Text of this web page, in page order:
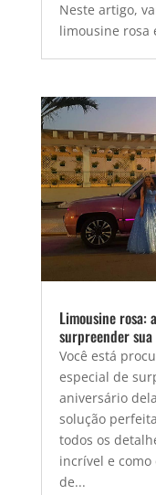
Neste artigo,
limousine rosa
Limousine rosa:
surpreender
Você está
especial de
aniversário
solução
todos os
incrível e
de...